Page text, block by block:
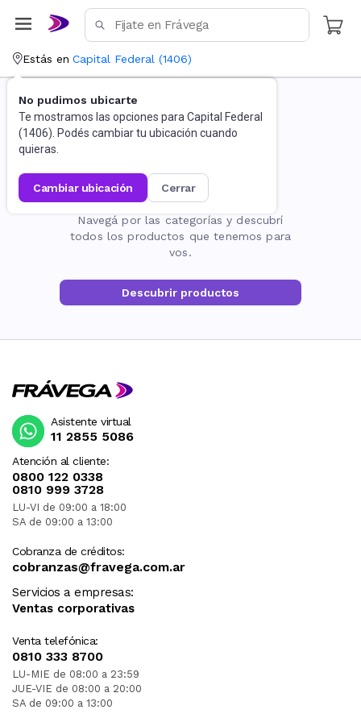
Estás en Capital Federal (1406)
No pudimos ubicarte
Te mostramos las opciones para Capital Federal
(1406). Podés cambiar tu ubicación cuando
quieras.
cambiar ubicación cerrar
La página no existe
Navegá por las categorías y descubrí
todos los productos que tenemos para
vos.
Descubrir productos
Atención al cliente:
0800 122 0338
0810 999 3728
LU-VI de 09:00 a 18:00
SA de 09:00 a 13:00
Cobranza de créditos:
cobranzas@fravega.com.ar
Servicios a empresas:
Ventas corporativas
Venta telefónica:
0810 333 8700
LU-MIE de 08:00 a 23:59
JUE-VIE de 08:00 a 20:00
SA de 09:00 a 13:00
Asistente virtual
11 2855 5086